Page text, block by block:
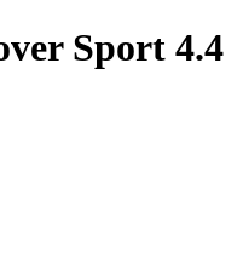
Sport 4.4